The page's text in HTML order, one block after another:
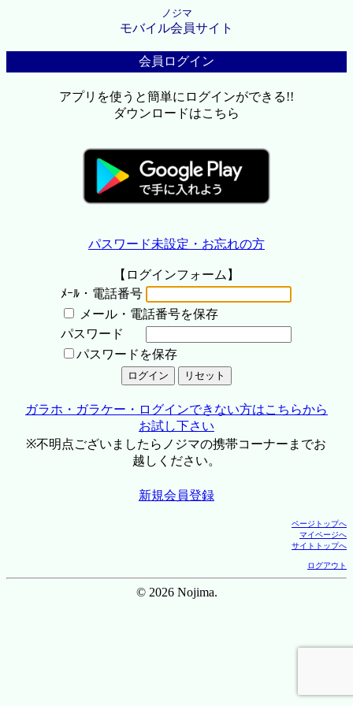
ノジマ
モバイル会員サイト
会員ログイン
アプリを使うと簡単にログインができる!!
ダウンロードはこちら
パスワード未設定・お忘れの方
【ログインフォーム】
ﾒｰﾙ・電話番号
メール・電話番号を保存
パスワード
パスワードを保存
ガラホ・ガラケー・ログインできない方はこちらから
お試し下さい
※不明点ございましたらノジマの携帯コーナーまでお
越しください。
新規会員登録
ページトップへ
マイページへ
サイトトップへ
ログアウト
© 2026 Nojima.